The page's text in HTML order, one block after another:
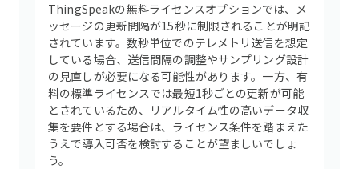
ThingSpeakの無料ライセンスオプションでは、メ
ッセージの更新間隔が15秒に制限されることが明記
されています。数秒単位でのテレメトリ送信を想定
している場合、送信間隔の調整やサンプリング設計
の見直しが必要になる可能性があります。一方、有
料の標準ライセンスでは最短1秒ごとの更新が可能
とされているため、リアルタイム性の高いデータ収
集を要件とする場合は、ライセンス条件を踏まえた
うえで導入可否を検討することが望ましいでしょ
う。